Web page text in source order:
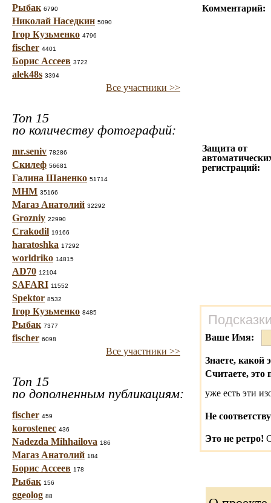
Рыбак 6790
Николай Наседкин 5090
Ігор Кузьменко 4796
fischer 4401
Борис Ассеев 3722
alek48s 3394
Все участники >>
Топ 15
по количеству фотографий:
mr.seniv 78286
Скилеф 56681
Галина Шаненко 51714
МНМ 35166
Магаз Анатолий 32292
Grozniy 22990
Crakodil 19166
haratoshka 17292
worldriko 14815
AD70 12104
SAFARI 11552
Spektor 8532
Ігор Кузьменко 8485
Рыбак 7377
fischer 6098
Все участники >>
Топ 15
по дополненным публикациям:
fischer 459
korostenec 436
Nadezda Mihhailova 186
Магаз Анатолий 184
Борис Ассеев 178
Рыбак 156
ggeolog 88
Комментарий:
Защита от
регистраций:
Ваше Имя:
Знаете, какой
Считаете, это
уже есть эти
Не
Это не ретро!